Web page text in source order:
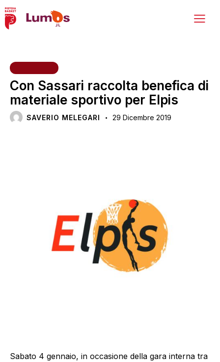
Con Sassari raccolta benefica di
materiale sportivo per Elpis
SAVERIO MELEGARI 29 Dicembre 2019
Sabato 4 gennaio, in occasione della gara interna tra